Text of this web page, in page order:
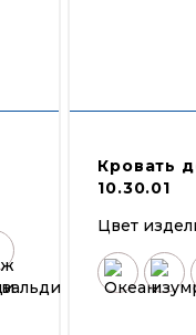
Кровать
10.30.01
Цвет